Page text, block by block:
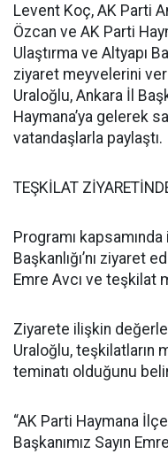
Levent Koç, AK Parti
Özcan ve AK Parti
Ulaştırma ve Altyapı
ziyaret meyvelerini
Uraloğlu, Ankara İl
Haymana’ya gelerek
vatandaşlarla paylaştı.
TEŞKİLAT
Programı
Başkanlığı’nı ziyaret
Emre Avcı ve teşkilat
Ziyarete ilişkin
Uraloğlu, teşkilatların
teminatı olduğunu
“AK Parti Haymana
Başkanımız Sayın